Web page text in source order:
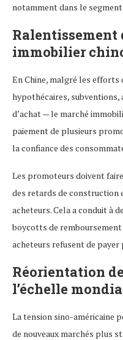
notamment dans le
Ralentissement
immobilier
En Chine, malgré les efforts
hypothécaires,
d’achat — le marché
paiement de plusieurs
la confiance des
Les promoteurs doivent
des retards de construction
acheteurs. Cela a conduit à
boycotts de
acheteurs refusent de payer
Réorientation
l’échelle
La tension sino-américaine
de nouveaux marchés plus